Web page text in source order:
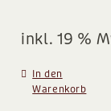
inkl. 19 %
In den
Warenkorb